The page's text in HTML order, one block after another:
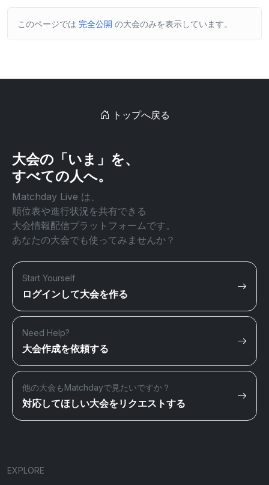
このページでは 完全公開 の大会のみを表示しています。
トップへ戻る
大会の「いま」を、
すべての人へ。
Matchday Live は、
順位表や進行状況を共有できる
大会情報配信プラットフォームです。
あなたの大会でも使ってみませんか？
Start Yourself
ログインして大会を作る
Need Help?
大会作成を依頼する
他の大会もMatchdayで見たいですか？
対応してほしい大会をリクエストする
EXPLORE